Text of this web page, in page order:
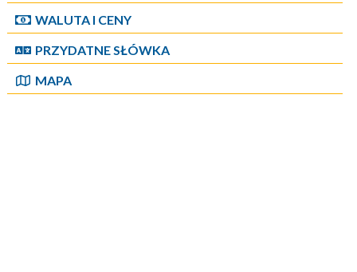
WALUTA I CENY
PRZYDATNE SŁÓWKA
MAPA